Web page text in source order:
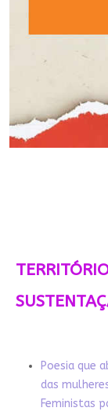
Poesia que
das
Feministas